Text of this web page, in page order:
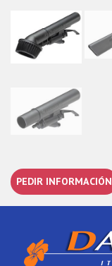
PEDIR INFORMACIÓN